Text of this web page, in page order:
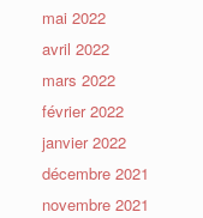
mai 2022
avril 2022
mars 2022
février 2022
janvier 2022
décembre 2021
novembre 2021